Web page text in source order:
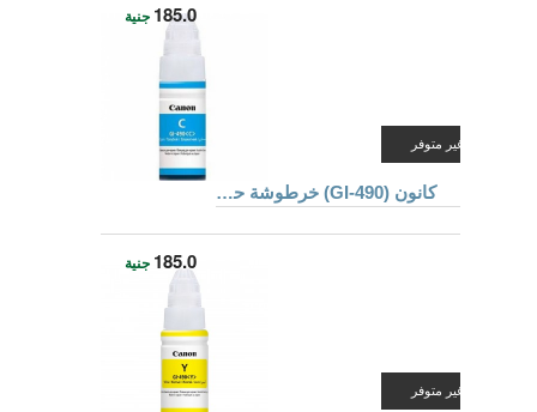
غير متوفر
185.0 جنية
كانون (GI-490) خرطوشة حبر للطابعات لون أزرق سماوى
غير متوفر
185.0 جنية